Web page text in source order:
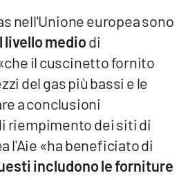
nell'Unione europea sono
livello mediodi
il cuscinetto fornito
del gas più bassi e le
a conclusioni
riempimento dei siti di
l'Aie «ha beneficiato di
includono le forniture